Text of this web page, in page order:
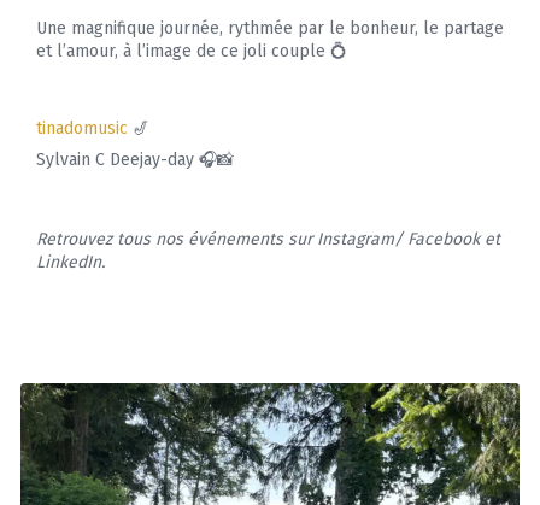
Une magnifique journée, rythmée par le bonheur, le partage
et l’amour, à l’image de ce joli couple 💍
tinadomusic 🎷
Sylvain C Deejay-day 🎧📸
Retrouvez tous nos événements sur Instagram/ Facebook et
LinkedIn.